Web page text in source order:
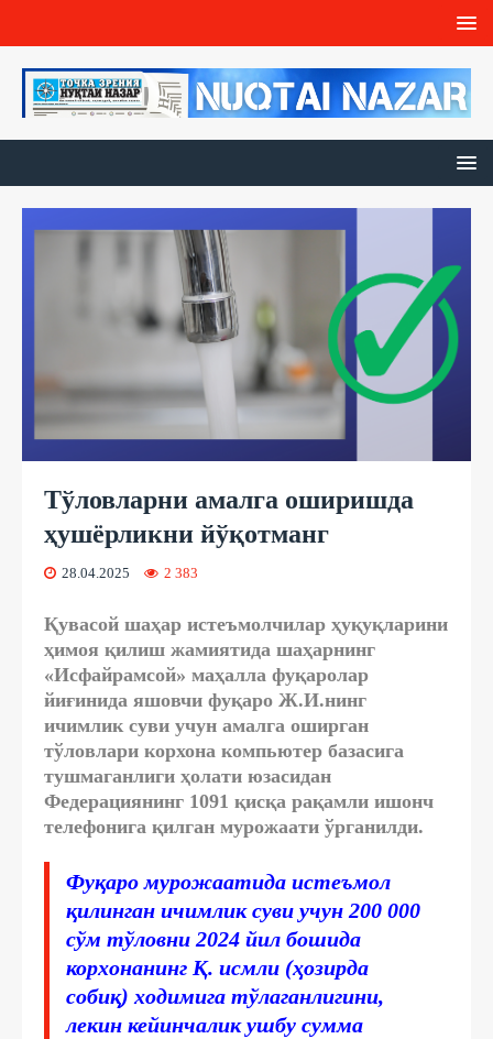
Тўловларни амалга оширишда
ҳушёрликни йўқотманг
28.04.2025 2 383
Қувасой шаҳар истеъмолчилар ҳуқуқларини
ҳимоя қилиш жамиятида шаҳарнинг
«Исфайрамсой» маҳалла фуқаролар
йиғинида яшовчи фуқаро Ж.И.нинг
ичимлик суви учун амалга оширган
тўловлари корхона компьютер базасига
тушмаганлиги ҳолати юзасидан
Федерациянинг 1091 қисқа рақамли ишонч
телефонига қилган мурожаати ўрганилди.
Фуқаро мурожаатида истеъмол
қилинган ичимлик суви учун 200 000
сўм тўловни 2024 йил бошида
корхонанинг Қ. исмли (ҳозирда
собиқ) ходимига тўлаганлигини,
лекин кейинчалик ушбу сумма